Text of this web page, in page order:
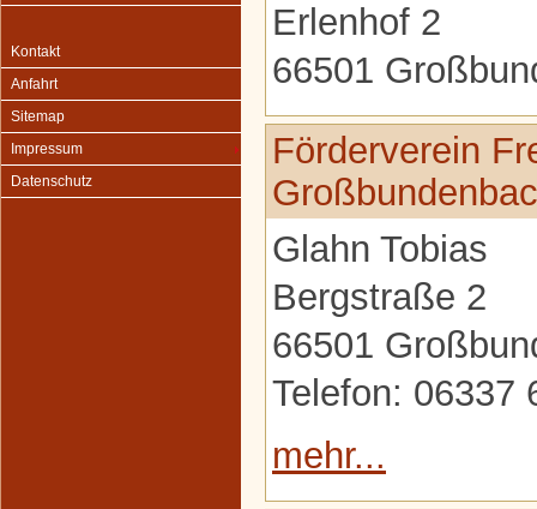
Kontakt
Anfahrt
Sitemap
Impressum
Datenschutz
Erlenhof 2
66501
Förderverein
Glahn Tobias
Bergstraße 2
66501
Telefon: 06337
mehr...